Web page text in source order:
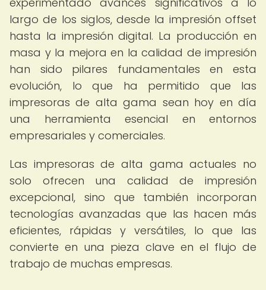
largo de los siglos, desde la impresión offset
hasta la impresión digital. La producción en
masa y la mejora en la calidad de impresión
han sido pilares fundamentales en esta
evolución, lo que ha permitido que las
impresoras de alta gama sean hoy en día
una herramienta esencial en entornos
empresariales y comerciales.
Las impresoras de alta gama actuales no
solo ofrecen una calidad de impresión
excepcional, sino que también incorporan
tecnologías avanzadas que las hacen más
eficientes, rápidas y versátiles, lo que las
convierte en una pieza clave en el flujo de
trabajo de muchas empresas.